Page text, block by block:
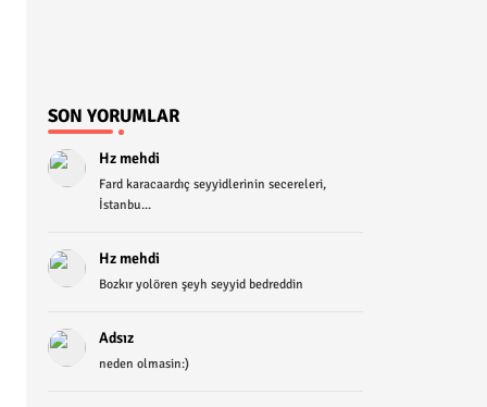
SON YORUMLAR
Hz mehdi
Fard karacaardıç seyyidlerinin secereleri,
İstanbu...
Hz mehdi
Bozkır yolören şeyh seyyid bedreddin
Adsız
neden olmasin:)